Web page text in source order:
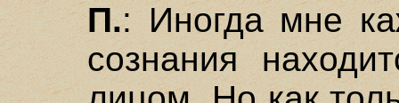
П.: Иногда мне
сознания